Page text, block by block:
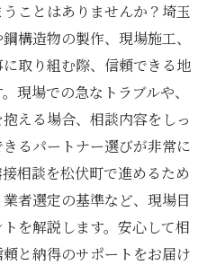
ことはありませんか？埼玉
構造物の製作、現場施工、
取り組む際、信頼できる地
現場での急なトラブルや、
える場合、相談内容をしっ
るパートナー選びが非常に
相談を松伏町で進めるため
者選定の基準など、現場目
を解説します。安心して相
と納得のサポートをお届け